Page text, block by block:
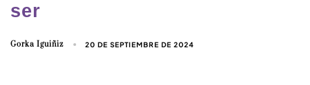
ser
Gorka Iguiñiz 20 DE SEPTIEMBRE DE 2024